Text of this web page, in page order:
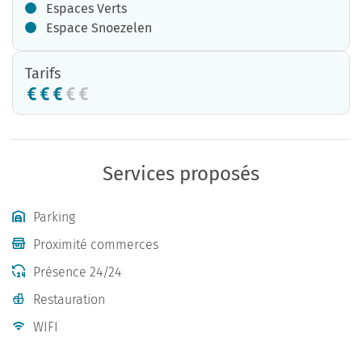
Espaces Verts
Espace Snoezelen
Tarifs
Services proposés
Parking
Proximité commerces
Présence 24/24
Restauration
WIFI